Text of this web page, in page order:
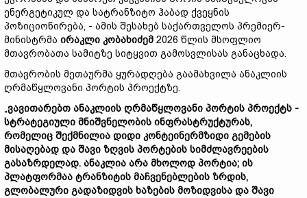
ენერგეტიკულ და სატრანზიტო ჰაბად ქვეყნის
პოზიციონირება, - ამის შესახებ საქართველოს პრემიერ-
მინისტრმა ირაკლი კობახიძემ 2026 წლის მსოფლიო
მთავრობათა სამიტზე სიტყვით გამოსვლისას განაცხადა.
მთავრობის მეთაურმა ყურადღება გაამახვილა ანაკლიის
ღრმაწყლოვანი პორტის პროექტზე.
„ვავითარებთ ანაკლიის ღრმაწყლოვანი პორტის პროექტს -
სტრატეგიული მნიშვნელობის ინფრასტრუქტურას,
რომელიც შექმნილია დიდი კონტეინერმზიდი გემების
მისაღებად და შავი ზღვის პორტების სიმძლავრეების
გასაზრდელად. ანაკლია არა მხოლოდ პორტია; ის
პლატფორმაა ტრანზიტის მაჩვენებლების ზრდის,
გლობალური გადაზიდვის ხაზების მოზიდვისა და შავი